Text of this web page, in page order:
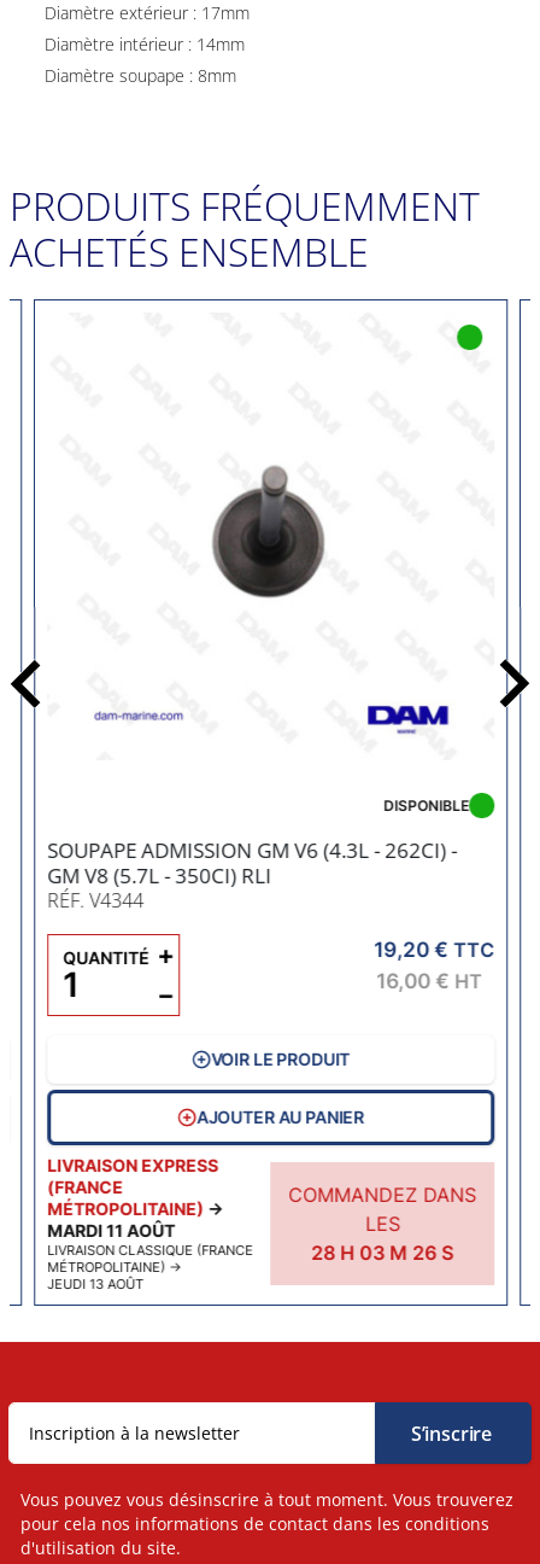
Diamètre extérieur : 17mm
Diamètre intérieur : 14mm
Diamètre soupape : 8mm
PRODUITS FRÉQUEMMENT
ACHETÉS ENSEMBLE
SOUPAPE ADMISSION GM V6 (4.3L - 262CI) -
GM V8 (5.7L - 350CI) RLI
RÉF. V4344
LIVRAISON EXPRESS
(FRANCE
MÉTROPOLITAINE) →
MARDI 11 AOÛT
LIVRAISON CLASSIQUE (FRANCE
MÉTROPOLITAINE) →
JEUDI 13 AOÛT
COMMANDEZ DANS
LES
28 H 03 M 25 S
DISPONIBLE
19,20 € TTC
16,00 € HT
QUANTITÉ
−
+
VOIR LE PRODUIT
AJOUTER AU PANIER
Précédent
Vous pouvez vous désinscrire à tout moment. Vous trouverez
pour cela nos informations de contact dans les conditions
d'utilisation du site.